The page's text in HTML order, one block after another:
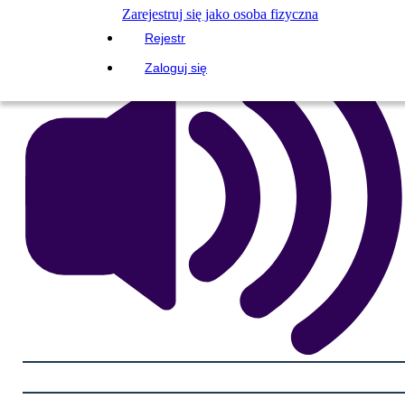
Zarejestruj się jako osoba fizyczna
Rejestr
Zaloguj się